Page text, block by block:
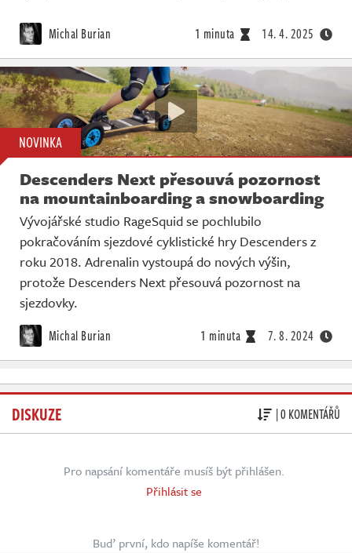
Michal Burian 1 minuta 14. 4. 2025
NOVINKA
Descenders Next přesouvá pozornost
na mountainboarding a snowboarding
Vývojářské studio RageSquid se pochlubilo
pokračováním sjezdové cyklistické hry Descenders z
roku 2018. Adrenalin vystoupá do nových výšin,
protože Descenders Next přesouvá pozornost na
sjezdovky.
Michal Burian 1 minuta 7. 8. 2024
DISKUZE | 0 KOMENTÁŘŮ
Pro napsání komentáře musíš být přihlášen.
Přihlásit se
Buď první, kdo napíše komentář!